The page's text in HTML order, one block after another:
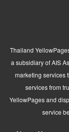
Thailand
a subsidiary of AIS
marketing services
services from
YellowPages and
service